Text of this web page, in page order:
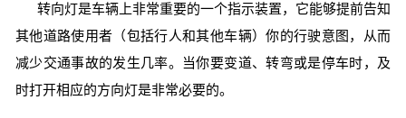
转向灯是车辆上非常重要的一个指示装置，它能够提前告知
其他道路使用者（包括行人和其他车辆）你的行驶意图，从而
减少交通事故的发生几率。当你要变道、转弯或是停车时，及
时打开相应的方向灯是非常必要的。